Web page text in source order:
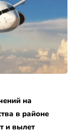
на
в районе
и вылет